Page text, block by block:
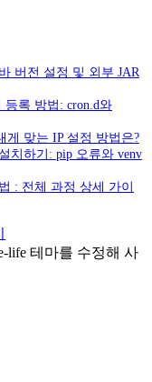
버전 설정 및 외부 JAR
록 방법: cron.d와
게 맞는 IP 설정 방법은?
치하기: pip 오류와 venv
: 전체 과정 상세 가이
life 테마를 수정해 사